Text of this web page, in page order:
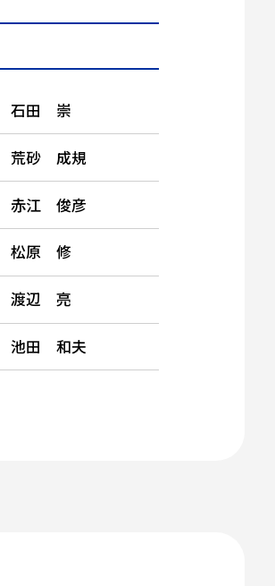
石田 崇
荒砂 成規
赤江 俊彦
松原 修
渡辺 亮
池田 和夫